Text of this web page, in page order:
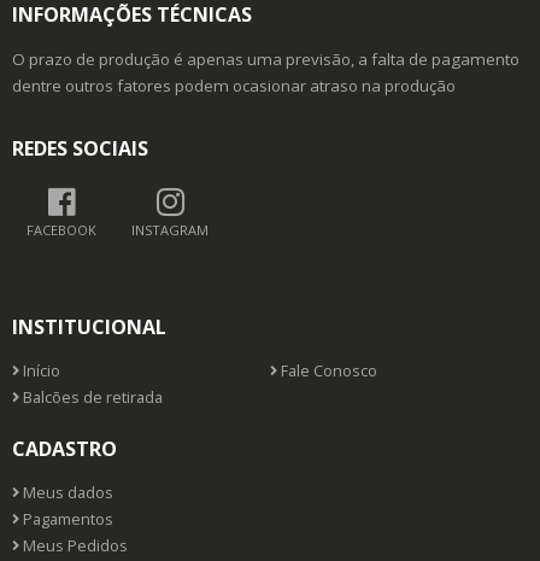
INFORMAÇÕES TÉCNICAS
O prazo de produção é apenas uma previsão, a falta de pagamento
dentre outros fatores podem ocasionar atraso na produção
REDES SOCIAIS
FACEBOOK INSTAGRAM
INSTITUCIONAL
Início
Fale Conosco
Balcões de retirada
CADASTRO
Meus dados
Pagamentos
Meus Pedidos